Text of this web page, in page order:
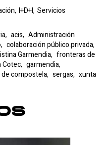
I+D+I, Servicios
acis, Administración
colaboración público.privada,
Garmendia, fronteras de
Cotec, garmendia,
compostela, sergas, xunta